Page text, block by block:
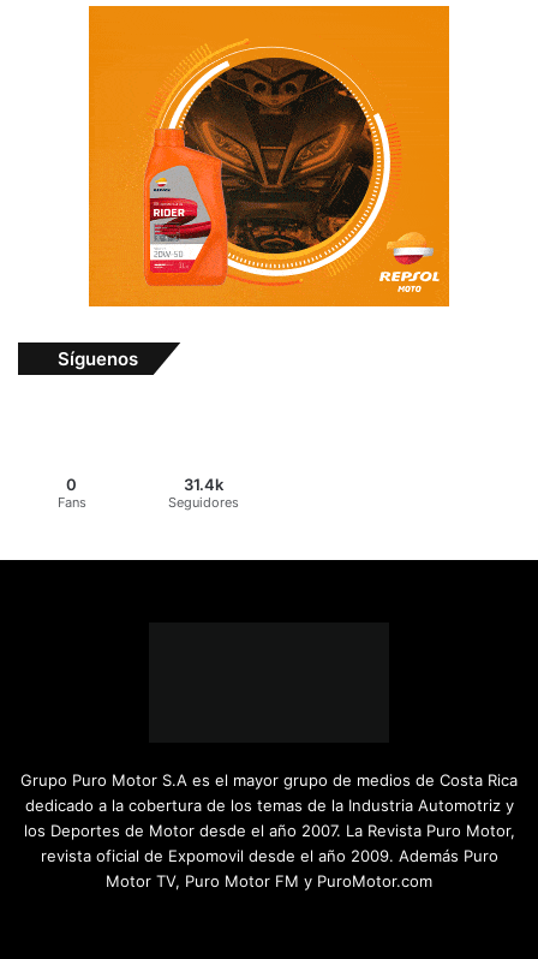
Síguenos
0
Fans
31.4k
Seguidores
Grupo Puro Motor S.A es el mayor grupo de medios de Costa Rica
dedicado a la cobertura de los temas de la Industria Automotriz y
los Deportes de Motor desde el año 2007. La Revista Puro Motor,
revista oficial de Expomovil desde el año 2009. Además Puro
Motor TV, Puro Motor FM y PuroMotor.com